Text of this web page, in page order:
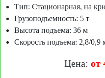
Тип: Стационарная, на
Грузоподъемность: 5 т
Высота подъема: 36 м
Скорость подъема: 2,8/0,9
Цена:от